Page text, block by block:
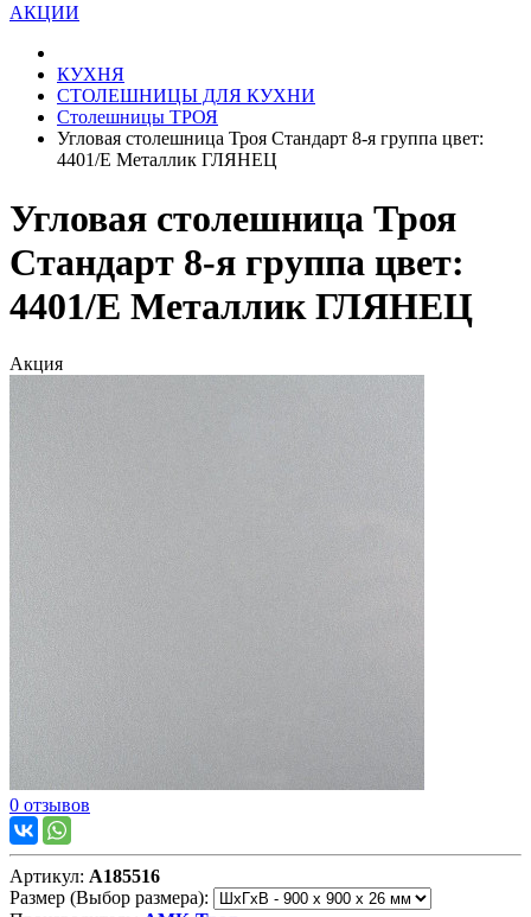
АКЦИИ
КУХНЯ
СТОЛЕШНИЦЫ ДЛЯ КУХНИ
Столешницы ТРОЯ
Угловая столешница Троя Стандарт 8-я группа цвет:
4401/Е Металлик ГЛЯНЕЦ
Угловая столешница Троя
Стандарт 8-я группа цвет:
4401/Е Металлик ГЛЯНЕЦ
Акция
0 отзывов
Артикул: А185516
Размер (Выбор размера):